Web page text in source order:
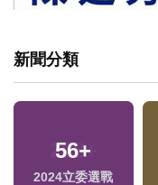
新聞分類
288+
運動